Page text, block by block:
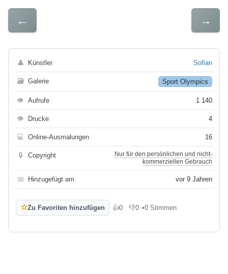
← →
👤 Künstler Sofian
🗃 Galerie Sport Olympics
👁 Aufrufe 1 140
👁 Drucke 4
💻 Online-Ausmalungen 16
🔒 Copyright
Nur für den persönlichen und nicht-
kommerziellen Gebrauch
📅 Hinzugefügt am vor 9 Jahren
☆Zu Favoriten hinzufügen 👍0
Gefällt mir
👎0
Gefällt mir nicht
•0 Stimmen